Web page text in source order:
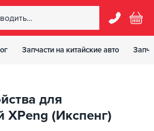
Запчасти на китайские авто
для
XPeng (Икспенг)